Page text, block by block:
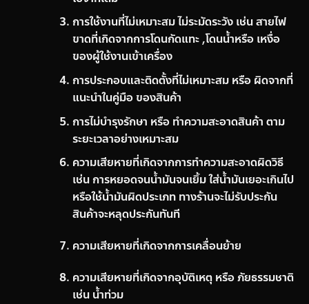
การใช้งานที่ไม่เหมาะสม ไม่ระมัดระวัง เช่น สายไฟ
ขาดที่เกิดจากการโดนกัดแทะ ,โดนน้ำหรือ เหงื่อ
ของผู้ใช้งานเข้าเครื่อง
การประกอบและติดตั้งที่ไม่เหมาะสม หรือ ผิดจากที่
แนะนำในคู่มือ ของสินค้า
การไม่บำรุงรักษา หรือ ทำความสะอาดสินค้า ตาม
ระยะเวลาอย่างเหมาะสม
ความเสียหายที่เกิดจากการทำความสะอาดผิดวิธี
เช่น การหยอดจนน้ำมันจนเยิ้ม ใส่น้ำมันเยอะเกินไป
หรือใช้น้ำมันผิดประเภท ทางร้านจะไม่รับประกัน
สินค้าจะหลุดประกันทันที
ความเสียหายที่เกิดจากการเคลื่อนย้าย
ความเสียหายที่เกิดจากอุบัติเหตุ หรือ ภัยธรรมชาติ
เช่น น้ำท่วม